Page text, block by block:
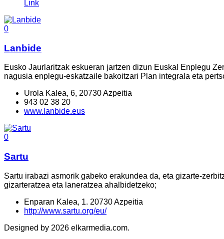
Link
0
Lanbide
Eusko Jaurlaritzak eskueran jartzen dizun Euskal Enplegu
nagusia enplegu-eskatzaile bakoitzari Plan integrala eta
Urola Kalea, 6, 20730 Azpeitia
943 02 38 20
www.lanbide.eus
0
Sartu
Sartu irabazi asmorik gabeko erakundea da, eta gizarte-
gizarteratzea eta laneratzea ahalbidetzeko;
Enparan Kalea, 1. 20730 Azpeitia
http://www.sartu.org/eu/
Designed by 2026 elkarmedia.com.